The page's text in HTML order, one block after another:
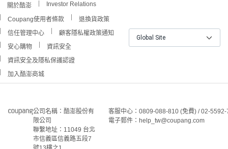
關於酷澎 Investor Relations
Coupang使用者條款
退換貨政策
信任管理中心
顧客隱私權政策通知
安心購物
資訊安全
資訊安全及隱私保護認證
加入酷澎商城
Global Site
公司名稱：酷澎股份有
限公司
聯繫地址：11049 台北
市信義區信義路五段7
客服中心：0809-088-810 (免費) / 02-
電子郵件：help_tw@coupang.com